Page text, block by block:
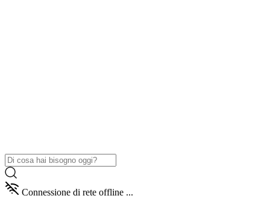
Connessione di rete offline ...